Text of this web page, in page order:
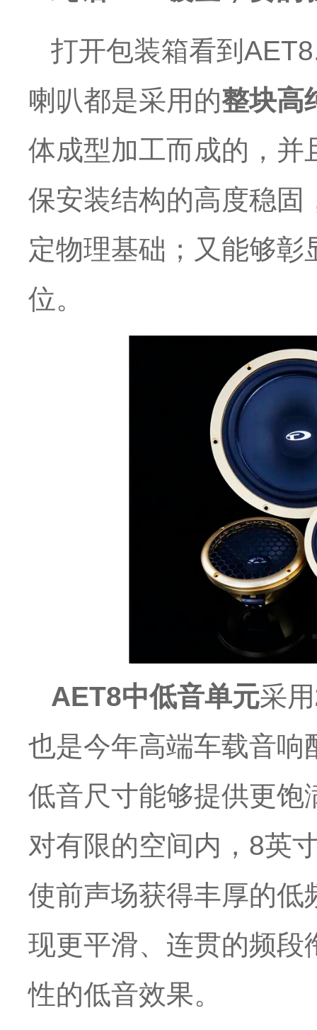
打开包装箱看到
喇叭都是采用的整块高
体成型加工而成的，并
保安装结构的高度稳固
定物理基础；又能够
位。
AET8中低音单元采用
也是今年高端车载音响
低音尺寸能够提供更饱
对有限的空间内，8英
使前声场获得丰厚的低
现更平滑、连贯的频段
性的低音效果。